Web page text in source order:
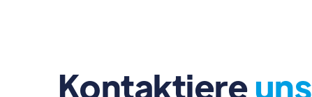
Kontaktiereuns